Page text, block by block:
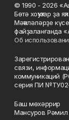
© 1990 - 2026
Бөтә хоҡуҡтар ҙа
Мәҡәләләрҙе
файҙаланғанда
Об
связи,
коммуникаций
серия ПИ
Баш мөхәррир
Мансуров Рәмил